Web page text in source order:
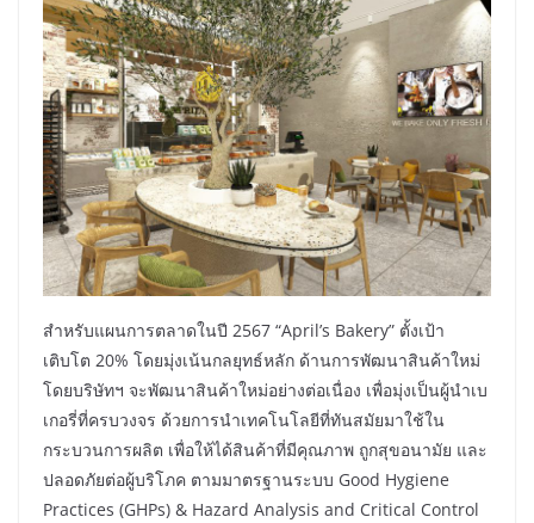
สำหรับแผนการตลาดในปี 2567 “April’s Bakery” ตั้งเป้า
เติบโต 20% โดยมุ่งเน้นกลยุทธ์หลัก ด้านการพัฒนาสินค้าใหม่
โดยบริษัทฯ จะพัฒนาสินค้าใหม่อย่างต่อเนื่อง เพื่อมุ่งเป็นผู้นำเบ
เกอรี่ที่ครบวงจร ด้วยการนำเทคโนโลยีที่ทันสมัยมาใช้ใน
กระบวนการผลิต เพื่อให้ได้สินค้าที่มีคุณภาพ ถูกสุขอนามัย และ
ปลอดภัยต่อผู้บริโภค ตามมาตรฐานระบบ Good Hygiene
Practices (GHPs) & Hazard Analysis and Critical Control